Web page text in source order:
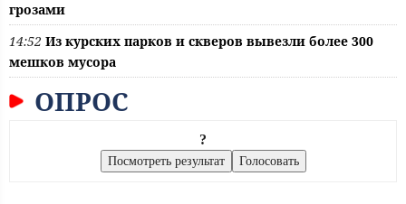
грозами
14:52 Из курских парков и скверов вывезли более 300
мешков мусора
ОПРОС
?